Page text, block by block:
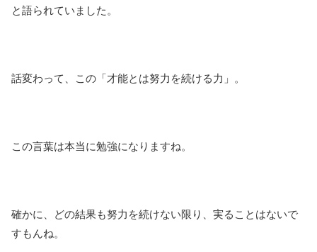
と語られていました。
話変わって、この「才能とは努力を続ける力」。
この言葉は本当に勉強になりますね。
確かに、どの結果も努力を続けない限り、実ることはないで
すもんね。